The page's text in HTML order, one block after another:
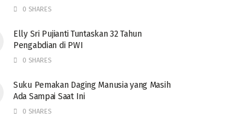
0 SHARES
Elly Sri Pujianti Tuntaskan 32 Tahun
Pengabdian di PWI
0 SHARES
‎Suku Pemakan Daging Manusia yang Masih
Ada Sampai Saat Ini
0 SHARES